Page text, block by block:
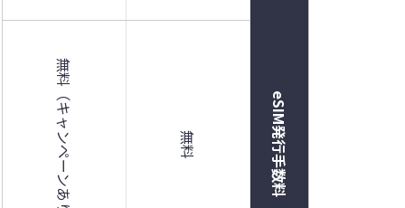
eSIM発行手数料
無料
無料（キャンペーンあり）